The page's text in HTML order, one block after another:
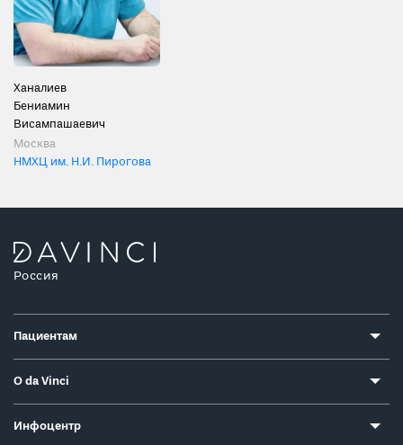
Ханалиев
Бениамин
Висампашаевич
Москва
НМХЦ им. Н.И. Пирогова
Россия
Пациентам
О da Vinci
Инфоцентр